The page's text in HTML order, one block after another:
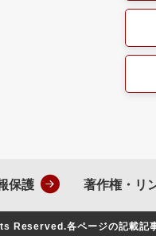
保護 著作権・リ
Reserved.各ページの記載記